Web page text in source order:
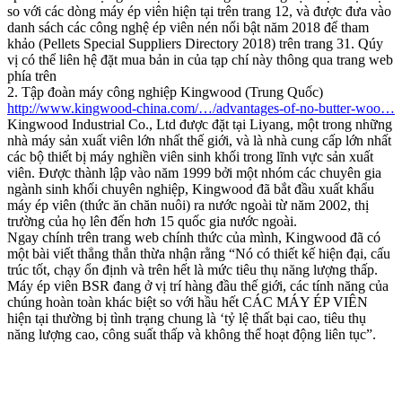
so với các dòng máy ép viên hiện tại trên trang 12, và được đưa vào
danh sách các công nghệ ép viên nén nổi bật năm 2018 để tham
khảo (Pellets Special Suppliers Directory 2018) trên trang 31. Qúy
vị có thể liên hệ đặt mua bản in của tạp chí này thông qua trang web
phía trên
2. Tập đoàn máy công nghiệp Kingwood (Trung Quốc)
http://www.kingwood-china.com/…/advantages-of-no-butter-woo…
Kingwood Industrial Co., Ltd được đặt tại Liyang, một trong những
nhà máy sản xuất viên lớn nhất thế giới, và là nhà cung cấp lớn nhất
các bộ thiết bị máy nghiền viên sinh khối trong lĩnh vực sản xuất
viên. Được thành lập vào năm 1999 bởi một nhóm các chuyên gia
ngành sinh khối chuyên nghiệp, Kingwood đã bắt đầu xuất khẩu
máy ép viên (thức ăn chăn nuôi) ra nước ngoài từ năm 2002, thị
trường của họ lên đến hơn 15 quốc gia nước ngoài.
Ngay chính trên trang web chính thức của mình, Kingwood đã có
một bài viết thẳng thắn thừa nhận rằng “Nó có thiết kế hiện đại, cấu
trúc tốt, chạy ổn định và trên hết là mức tiêu thụ năng lượng thấp.
Máy ép viên BSR đang ở vị trí hàng đầu thế giới, các tính năng của
chúng hoàn toàn khác biệt so với hầu hết CÁC MÁY ÉP VIÊN
hiện tại thường bị tình trạng chung là ‘tỷ lệ thất bại cao, tiêu thụ
năng lượng cao, công suất thấp và không thể hoạt động liên tục”.